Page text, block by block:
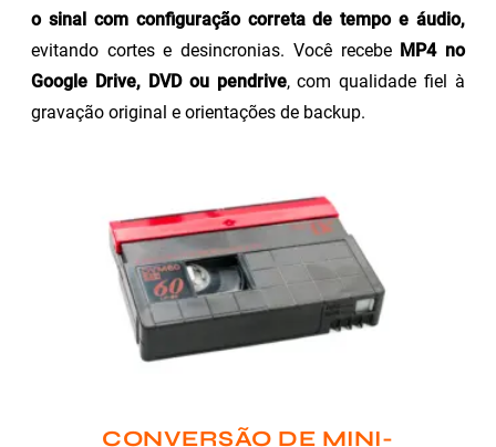
o sinal com configuração correta de tempo e áudio,
evitando cortes e desincronias. Você recebe MP4 no
Google Drive, DVD ou pendrive, com qualidade fiel à
gravação original e orientações de backup.
CONVERSÃO DE MINI-